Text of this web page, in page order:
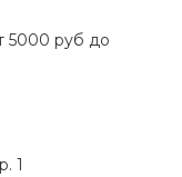
5000 руб до
1